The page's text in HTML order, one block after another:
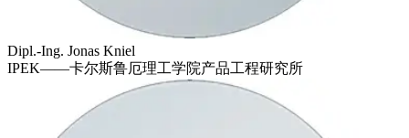
Dipl.-Ing. Jonas Kniel
IPEK——卡尔斯鲁厄理工学院产品工程研究所